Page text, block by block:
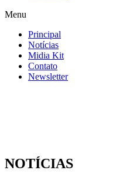
Menu
Principal
Notícias
Midia Kit
Contato
Newsletter
NOTÍCIAS